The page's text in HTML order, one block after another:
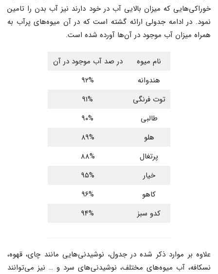
خوراکی‌هایی که میزان بالایی آب در خود دارند نیز آب بدن را تامین
نمود. در ادامه جدولی ارائه گشته است که در آن میوه‌های پرآب به
همراه میزان آب موجود در آن‌ها آورده شده است.
نام میوه
در صد آب موجود در آن
هندوانه
۹۲%
توت فرنگی
۹۱%
طالبی
۹۰%
هلو
۸۹%
پرتغال
۸۸%
خیار
۹۵%
کاهو
۹۶%
کدو سبز
۹۴%
علاوه بر موارد ذکر شده در جدول، نوشیدنی‌هایی مانند چای، قهوه،
نسکافه،‌ آب میوه‌های مختلف،‌ نوشیدنی‌های سرد و … نیز می‌توانند